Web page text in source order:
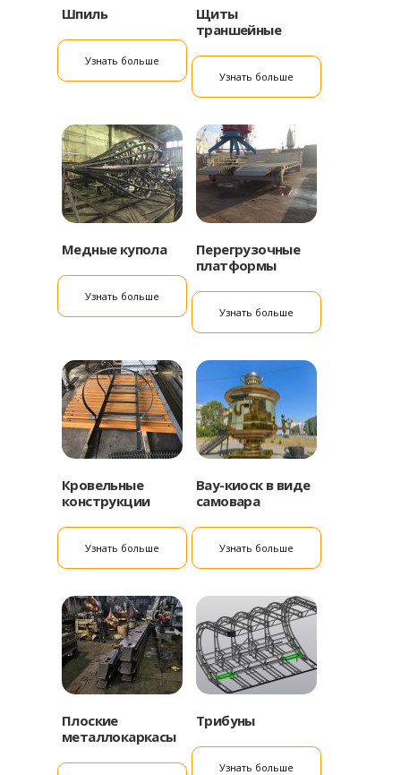
Шпиль
Узнать больше
Щиты
траншейные
Узнать больше
Медные купола
Узнать больше
Перегрузочные
платформы
Узнать больше
Кровельные
конструкции
Узнать больше
Вау-киоск в виде
самовара
Узнать больше
Плоские
металлокаркасы
Трибуны
Узнать больше